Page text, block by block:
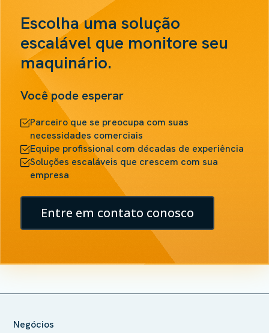
Escolha uma solução
escalável que monitore seu
maquinário.
Você pode esperar
Parceiro que se preocupa com suas
necessidades comerciais
Equipe profissional com décadas de experiência
Soluções escaláveis que crescem com sua
empresa
Entre em contato conosco
Negócios